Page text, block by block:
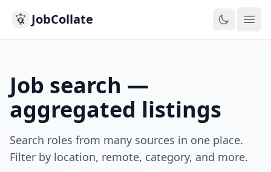
JobCollate
Job search —
aggregated listings
Search roles from many sources in one place.
Filter by location, remote, category, and more.